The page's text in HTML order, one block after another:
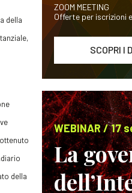
della
della
ZOOM MEETING
Offerte per iscrizioni
SCOPRI I
WEBINAR / 17
La